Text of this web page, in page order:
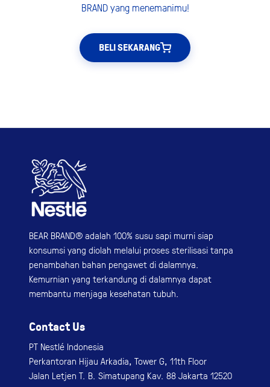
BRAND yang menemanimu!
BELI SEKARANG
BEAR BRAND® adalah 100% susu sapi murni siap
konsumsi yang diolah melalui proses sterilisasi tanpa
penambahan bahan pengawet di dalamnya.
Kemurnian yang terkandung di dalamnya dapat
membantu menjaga kesehatan tubuh.
Contact Us
PT Nestlé Indonesia
Perkantoran Hijau Arkadia, Tower G, 11th Floor
Jalan Letjen T. B. Simatupang Kav. 88 Jakarta 12520